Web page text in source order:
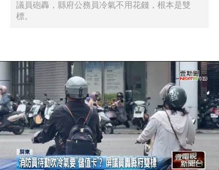
議員砲轟，縣府公務員冷氣不用花錢，根本是雙
標。